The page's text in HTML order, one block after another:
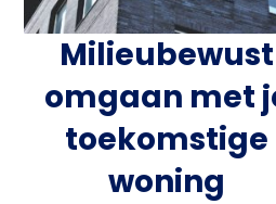
Milieubewust
omgaan met
toekomstige
woning